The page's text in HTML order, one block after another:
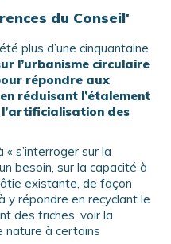
du Conseil'
plus d’une cinquantaine
l’urbanisme circulaire
répondre aux
réduisant l’étalement
des
« s’interroger sur la
besoin, sur la capacité à
existante, de façon
y répondre en recyclant le
des friches, voir la
nature à certains